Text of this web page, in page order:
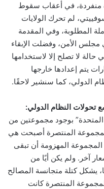
منفردة، في أعقاب سقوط
لم تحرك الولايات
المطلوبة، وفي المقدمة
مجلس الأمن، وفضلت الإبقاء
حالة لا تصلح إلا لاستخدامها
يتم إعدادها خارجها
الدولي، كما سنشير لاحقًا.
المتحدة” بوجود مجموعتين من
المنتصرة أصبحت هي
المهزومة أن تبقى
آخر. ولم يكن أيًا من
يشكل كتلة متجانسة المصالح
المنتصرة كانت